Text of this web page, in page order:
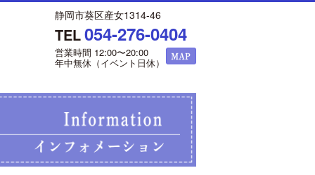
静岡市葵区産女1314-46
TEL054-276-0404
営業時間 12:00〜20:00
年中無休（イベント日休）